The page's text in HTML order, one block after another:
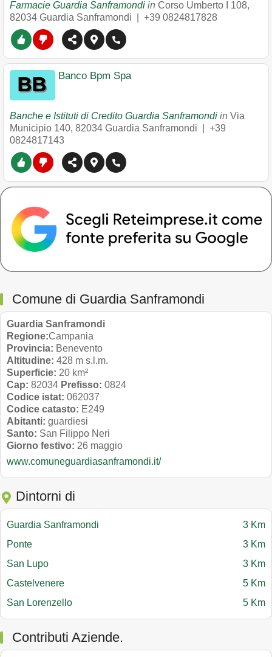
Farmacie Guardia Sanframondi in Corso Umberto I 108,
82034 Guardia Sanframondi +39 0824817828
Banco Bpm Spa
Banche e Istituti di Credito Guardia Sanframondi in Via
Municipio 140, 82034 Guardia Sanframondi
+39
0824817143
Comune di Guardia Sanframondi
Guardia Sanframondi
Regione:Campania
Provincia: Benevento
Altitudine: 428 m s.l.m.
Superficie: 20 km²
Cap: 82034 Prefisso: 0824
Codice istat: 062037
Codice catasto: E249
Abitanti: guardiesi
Santo: San Filippo Neri
Giorno festivo: 26 maggio
www.comuneguardiasanframondi.it/
Dintorni di
Guardia Sanframondi
3 Km
Ponte
3 Km
San Lupo
3 Km
Castelvenere
5 Km
San Lorenzello
5 Km
Contributi Aziende.